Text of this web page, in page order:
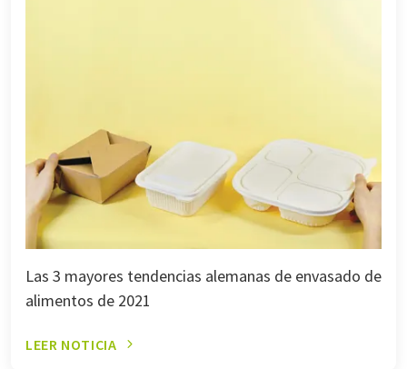
Las 3 mayores tendencias alemanas de envasado de
alimentos de 2021
LEER NOTICIA